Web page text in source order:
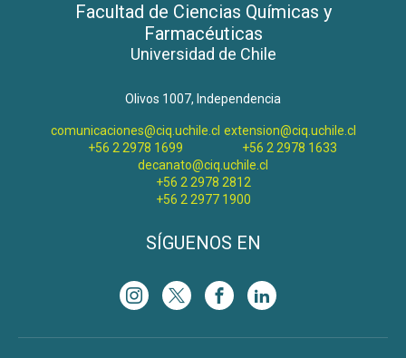
Facultad de Ciencias Químicas y
Farmacéuticas
Universidad de Chile
Olivos 1007, Independencia
comunicaciones@ciq.uchile.cl
+56 2 2978 1699
extension@ciq.uchile.cl
+56 2 2978 1633
decanato@ciq.uchile.cl
+56 2 2978 2812
+56 2 2977 1900
SÍGUENOS EN